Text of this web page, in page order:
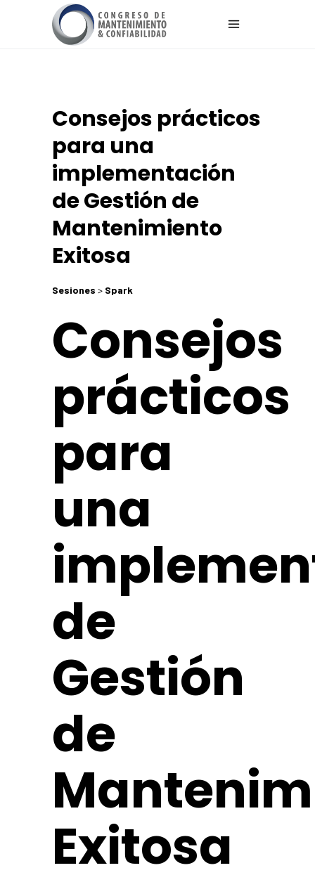
Consejos prácticos
para una
implementación
de Gestión de
Mantenimiento
Exitosa
Sesiones > Spark
Consejos
prácticos
para
una
de
Gestión
de
Exitosa